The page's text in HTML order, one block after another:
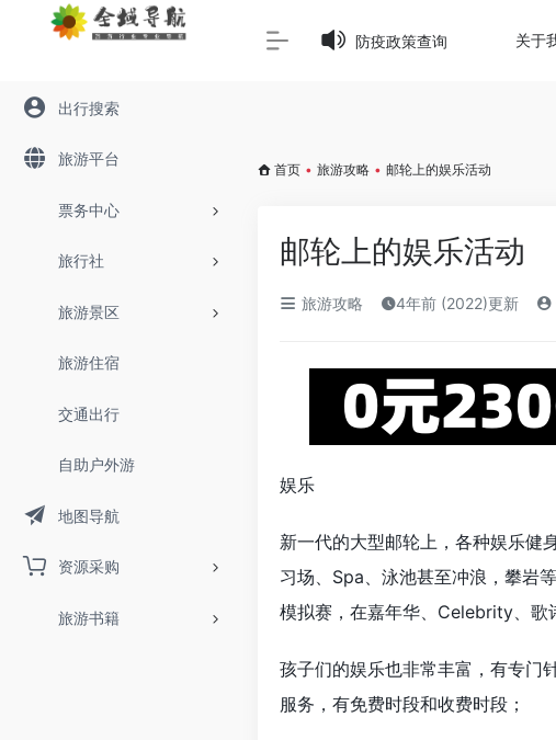
Warning: Array to string conversion in/www/wwwroot/
出行搜索
旅游平台
票务中心
旅行社
旅游景区
旅游住宿
交通出行
自助户外游
地图导航
资源采购
旅游书籍
防疫政策查询 关于
首页 • 旅游攻略 • 邮轮上的娱乐活动
邮轮上的娱乐活动
旅游攻略 4年前 (2022)更新
娱乐
新一代的大型邮轮上，各种娱乐健
习场、Spa、泳池甚至冲浪，攀岩
模拟赛，在嘉年华、Celebrity、歌
孩子们的娱乐也非常丰富，有专门
服务，有免费时段和收费时段；